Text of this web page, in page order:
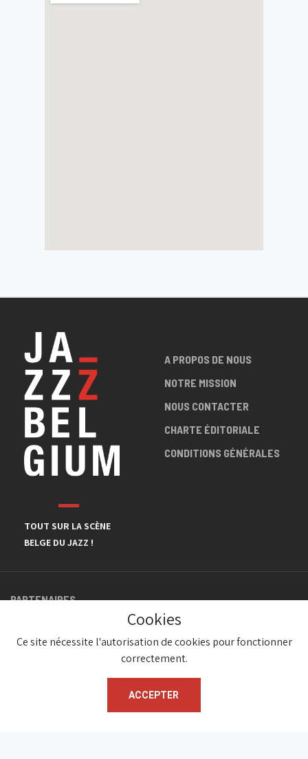
TOUT SUR LA SCÈNE
BELGE DU JAZZ !
A PROPOS DE NOUS
NOTRE MISSION
NOUS CONTACTER
CHARTE ÉDITORIALE
CONDITIONS GÉNÉRALES
PARTENAIRES
© JazzInBelgium 2026 ( Version 1.1.2)
Cookies
Ce site nécessite l'autorisation de cookies pour fonctionner
correctement.
ACCEPTER